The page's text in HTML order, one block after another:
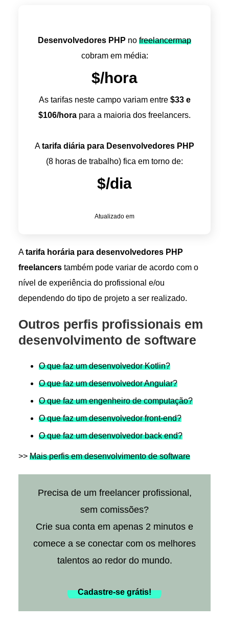
Desenvolvedores PHP no freelancermap
cobram em média:
$/hora
As tarifas neste campo variam entre $33e
$106/hora para a maioria dos freelancers.
Atarifa diária para Desenvolvedores PHP
(8 horas de trabalho) fica em torno de:
$/dia
Atualizado em
Atarifa horária para desenvolvedores PHP
freelancerstambém pode variar de acordo com o
nível de experiência do profissional e/ou
dependendo do tipo de projeto a ser realizado.
Outros perfis profissionais em
desenvolvimento de software
O que faz um desenvolvedor Kotlin?
O que faz um desenvolvedor Angular?
O que faz um engenheiro de computação?
O que faz um desenvolvedor front-end?
O que faz um desenvolvedor back end?
>> Mais perfis em desenvolvimento de software
Precisa de um freelancer profissional,
sem comissões?
Crie sua conta em apenas 2 minutos e
comece a se conectar com os melhores
talentos ao redor do mundo.
Cadastre-se grátis!